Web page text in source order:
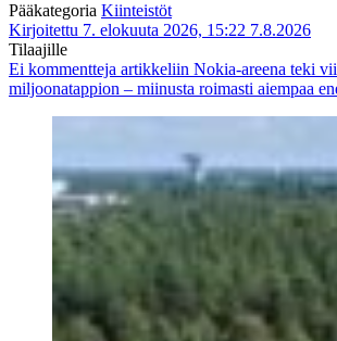
Pääkategoria Kiinteistöt
Kirjoitettu 7. elokuuta 2026, 15:22 7.8.2026
Tilaajille
Ei kommentteja artikkeliin Nokia-areena teki
miljoonatappion – miinusta roimasti aiempaa